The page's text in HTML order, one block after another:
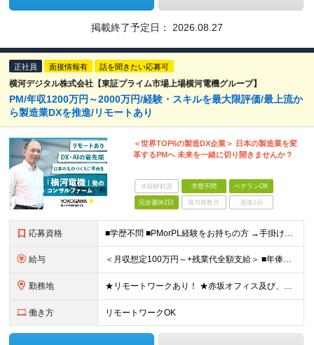
掲載終了予定日： 2026.08.27
正社員 面接情報有 話を聞きたい応募可
横河デジタル株式会社【東証プライム市場上場横河電機グループ】
PM/年収1200万円～2000万円/経験・スキルを最大限評価/最上流か
ら製造業DXを推進/リモートあり
＜世界TOP6の製造DX企業＞ 日本の製造業を変
革するPMへ 未来を一緒に切り開きませんか？
未経験歓迎 学歴不問 ベテランOK
完全週休2日 賞与複数月 面接1回
応募資格 ■学歴不問 ■PMorPL経験をお持ちの方 →手掛けていたシステムの内容は問いません ＜求める人物像＞ ・主体的に行動できる方 ・製造業の発展に貢献したいという意欲がある方 ・顧客と深く向き合い、本
給与 ＜月収想定100万円～+残業代全額支給＞ ■年俸制(12分割)：1200万円～2000万円 ※経験・スキルを考慮し決定します ※残業代は別途支給します ※試用期間6カ月あり（給与・待遇・雇用形態に差異
勤務地 ★リモートワークあり！ ★赤坂オフィス及び、各プロジェクト先にて勤務していただきます ■赤坂オフィス 東京都港区元赤坂1丁目3-13 赤坂センタービルディング15階 ※転居を伴う転勤なし 【出張
働き方 リモートワークOK